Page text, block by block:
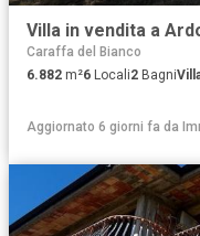
Villa in vendita a
Caraffa del Bianco
6.882 m²6 Locali2 Bagni
Aggiornato 6 giorni fa da